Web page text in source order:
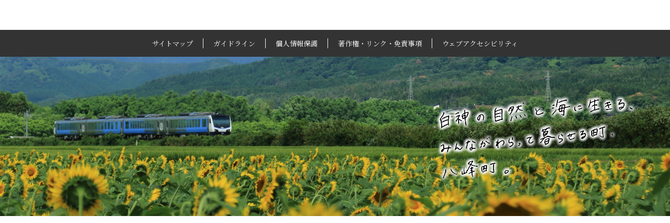
サイトマップ ガイドライン 個人情報保護 著作権・リンク・免責事項 ウェブアクセシビリティ